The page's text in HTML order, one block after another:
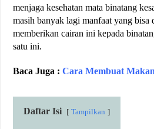
menjaga kesehatan mata binatang
masih banyak lagi manfaat yang bisa
memberikan cairan ini kepada
satu ini.
Baca Juga :Cara Membuat
Daftar Isi Tampilkan